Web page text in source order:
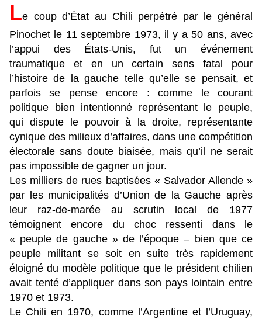
Le coup d’État au Chili perpétré par le général
Pinochet le 11 septembre 1973, il y a 50 ans, avec
l’appui des États-Unis, fut un événement
traumatique et en un certain sens fatal pour
l’histoire de la gauche telle qu’elle se pensait, et
parfois se pense encore : comme le courant
politique bien intentionné représentant le peuple,
qui dispute le pouvoir à la droite, représentante
cynique des milieux d’affaires, dans une compétition
électorale sans doute biaisée, mais qu’il ne serait
pas impossible de gagner un jour.
Les milliers de rues baptisées « Salvador Allende »
par les municipalités d’Union de la Gauche après
leur raz-de-marée au scrutin local de 1977
témoignent encore du choc ressenti dans le
« peuple de gauche » de l’époque – bien que ce
peuple militant se soit en suite très rapidement
éloigné du modèle politique que le président chilien
avait tenté d’appliquer dans son pays lointain entre
1970 et 1973.
Le Chili en 1970, comme l’Argentine et l’Uruguay,